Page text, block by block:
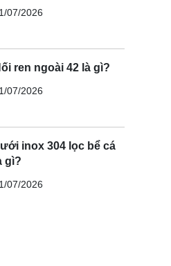
07/2026
ren ngoài 42 là gì?
07/2026
inox 304 lọc bể cá
gì?
07/2026